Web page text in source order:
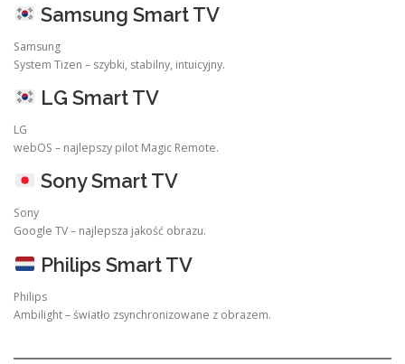
Samsung Smart TV
Samsung
System Tizen – szybki, stabilny, intuicyjny.
LG Smart TV
LG
webOS – najlepszy pilot Magic Remote.
Sony Smart TV
Sony
Google TV – najlepsza jakość obrazu.
Philips Smart TV
Philips
Ambilight – światło zsynchronizowane z obrazem.